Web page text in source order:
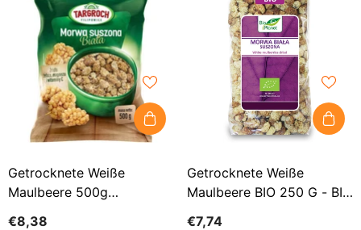
Getrocknete Weiße
Maulbeere 500g
€8,38
Getrocknete Weiße
Maulbeere BIO 250 G - BIO
€7,74